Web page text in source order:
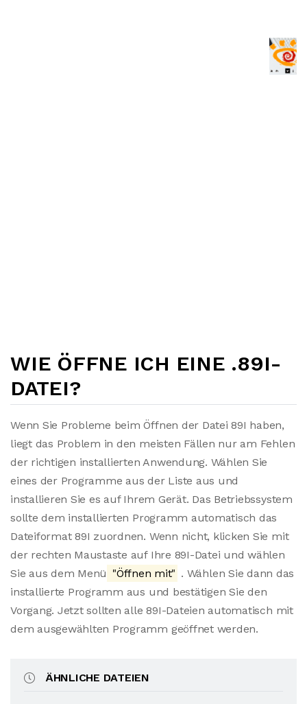
WIE ÖFFNE ICH EINE .89I-
DATEI?
Wenn Sie Probleme beim Öffnen der Datei 89I haben,
liegt das Problem in den meisten Fällen nur am Fehlen
der richtigen installierten Anwendung. Wählen Sie
eines der Programme aus der Liste aus und
installieren Sie es auf Ihrem Gerät. Das Betriebssystem
sollte dem installierten Programm automatisch das
Dateiformat 89I zuordnen. Wenn nicht, klicken Sie mit
der rechten Maustaste auf Ihre 89I-Datei und wählen
Sie aus dem Menü "Öffnen mit" . Wählen Sie dann das
installierte Programm aus und bestätigen Sie den
Vorgang. Jetzt sollten alle 89I-Dateien automatisch mit
dem ausgewählten Programm geöffnet werden.
ÄHNLICHE DATEIEN